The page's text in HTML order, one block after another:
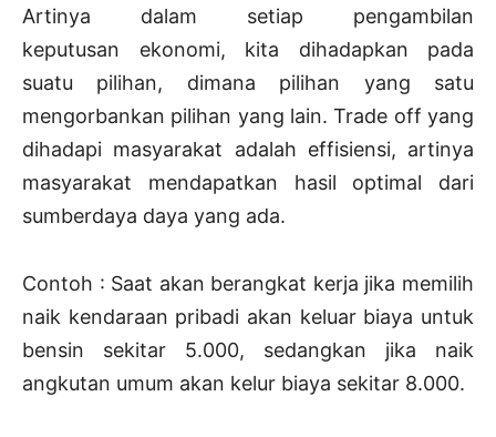
Artinya dalam setiap pengambilan
keputusan ekonomi, kita dihadapkan pada
suatu pilihan, dimana pilihan yang satu
mengorbankan pilihan yang lain. Trade off yang
dihadapi masyarakat adalah effisiensi, artinya
masyarakat mendapatkan hasil optimal dari
sumberdaya daya yang ada.
Contoh : Saat akan berangkat kerja jika memilih
naik kendaraan pribadi akan keluar biaya untuk
bensin sekitar 5.000, sedangkan jika naik
angkutan umum akan kelur biaya sekitar 8.000.